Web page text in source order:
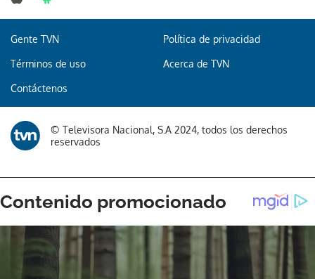
Gente TVN Política de privacidad
Términos de uso Acerca de TVN
Contáctenos
© Televisora Nacional, S.A 2024, todos los derechos
reservados